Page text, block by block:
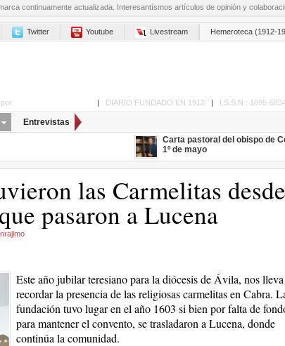
continuamente actualizada. Interesantísmos artículos de opinión y
Twitter Youtube Livestream Hemeroteca (1912-
| DIARIO FUNDADO EN 1912 | I.S.S.N.: 1695-
Entrevistas
Carta pastoral del obispo de
1º de mayo
las Carmelitas desde
pasaron a Lucena
Este año jubilar teresiano para la diócesis de Ávila, nos lleva
recordar la presencia de las religiosas carmelitas en Cabra.
fundación tuvo lugar en el año 1603 si bien por falta de
para mantener el convento, se trasladaron a Lucena, donde
continúa la comunidad.